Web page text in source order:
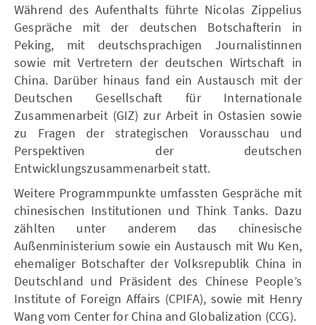
Während des Aufenthalts führte Nicolas Zippelius
Gespräche mit der deutschen Botschafterin in
Peking, mit deutschsprachigen Journalistinnen
sowie mit Vertretern der deutschen Wirtschaft in
China. Darüber hinaus fand ein Austausch mit der
Deutschen Gesellschaft für Internationale
Zusammenarbeit (GIZ) zur Arbeit in Ostasien sowie
zu Fragen der strategischen Vorausschau und
Perspektiven der deutschen
Entwicklungszusammenarbeit statt.
Weitere Programmpunkte umfassten Gespräche mit
chinesischen Institutionen und Think Tanks. Dazu
zählten unter anderem das chinesische
Außenministerium sowie ein Austausch mit Wu Ken,
ehemaliger Botschafter der Volksrepublik China in
Deutschland und Präsident des Chinese People’s
Institute of Foreign Affairs (CPIFA), sowie mit Henry
Wang vom Center for China and Globalization (CCG).